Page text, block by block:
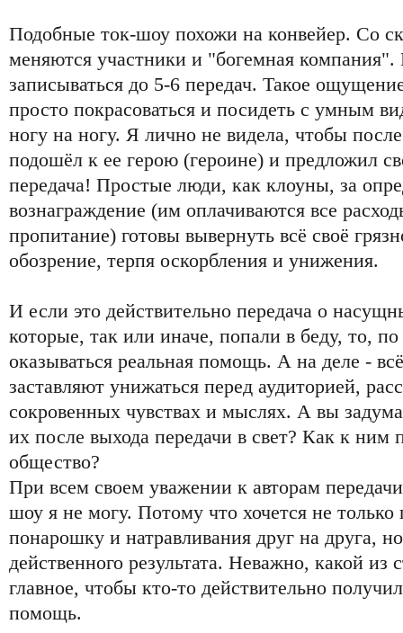
Подобные ток-шоу похожи на конвейер. Со
меняются участники и "богемная компания".
записываться до 5-6 передач. Такое
просто покрасоваться и посидеть с умным
ногу на ногу. Я лично не видела, чтобы
подошёл к ее герою (героине) и предложил
передача! Простые люди, как клоуны, за
вознаграждение (им оплачиваются все
пропитание) готовы вывернуть всё своё
обозрение, терпя оскорбления и унижения.
И если это действительно передача о
которые, так или иначе, попали в беду, то,
оказываться реальная помощь. А на деле -
заставляют унижаться перед аудиторией,
сокровенных чувствах и мыслях. А вы
их после выхода передачи в свет? Как к ним
общество?
При всем своем уважении к авторам
шоу я не могу. Потому что хочется не только
понарошку и натравливания друг на друга,
действенного результата. Неважно, какой
главное, чтобы кто-то действительно
помощь.